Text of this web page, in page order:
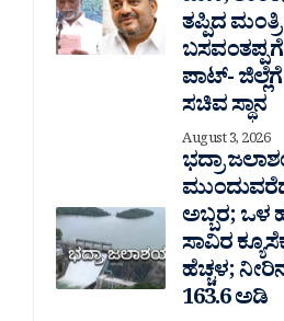
ತಪ್ಪಿದ
ಪಾಟ್-
ಸಚಿವ ಸ್ಥಾನ
August 3, 2026
ಭದ್ರಾ
ಅಬ್ಬರ; ಒಳ
ಸಾವಿರ‌
ಹೆಚ್ಚಳ;
163.6 ಅಡಿ